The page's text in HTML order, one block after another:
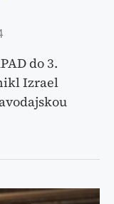
do 3.
Izrael